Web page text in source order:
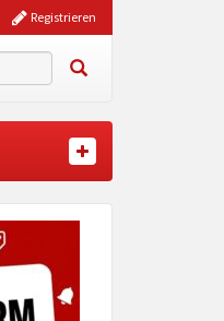
Registrieren